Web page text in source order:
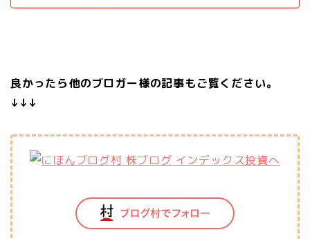
良かったら他のブロガー様の記事もご覧ください。
↓↓↓